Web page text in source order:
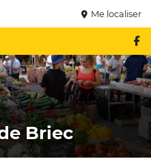
Me localiser
Briec